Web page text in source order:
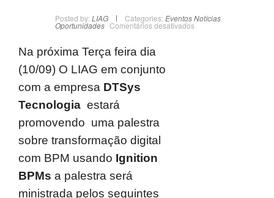
Posted by: LIAG Categories: EventosNotícias
Oportunidades Comentários desativados
Na próxima Terça feira dia
(10/09) O LIAG em conjunto
com a empresa DTSys
Tecnologia estará
promovendo uma palestra
sobre transformação digital
com BPM usando Ignition
BPMs a palestra será
ministrada pelos seguintes